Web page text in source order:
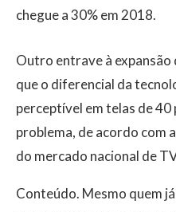
chegue a 30% em 2018.
Outro entrave à expansão
que o diferencial da
perceptível em telas de 40
problema, de acordo com
do mercado nacional de
Conteúdo. Mesmo quem